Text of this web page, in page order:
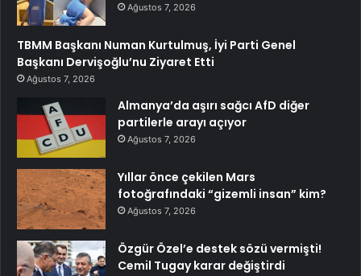
Ağustos 7, 2026
TBMM Başkanı Numan Kurtulmuş, İyi Parti Genel
Başkanı Dervişoğlu’nu Ziyaret Etti
Ağustos 7, 2026
Almanya’da aşırı sağcı AfD diğer
partilerle arayı açıyor
Ağustos 7, 2026
Yıllar önce çekilen Mars
fotoğrafındaki “gizemli insan” kim?
Ağustos 7, 2026
Özgür Özel’e destek sözü vermişti!
Cemil Tugay karar değiştirdi